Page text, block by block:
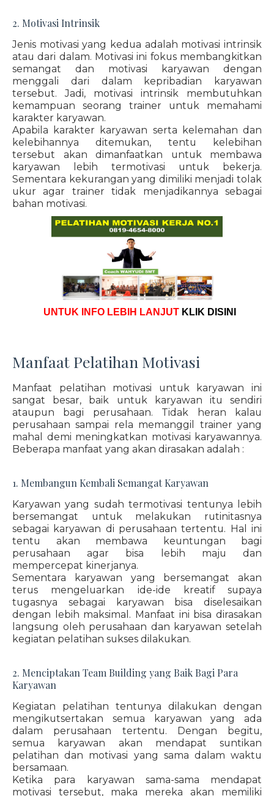
2. Motivasi Intrinsik
Jenis motivasi yang kedua adalah motivasi intrinsik
atau dari dalam. Motivasi ini fokus membangkitkan
semangat dan motivasi karyawan dengan
menggali dari dalam kepribadian karyawan
tersebut. Jadi, motivasi intrinsik membutuhkan
kemampuan seorang trainer untuk memahami
karakter karyawan.
Apabila karakter karyawan serta kelemahan dan
kelebihannya ditemukan, tentu kelebihan
tersebut akan dimanfaatkan untuk membawa
karyawan lebih termotivasi untuk bekerja.
Sementara kekurangan yang dimiliki menjadi tolak
ukur agar trainer tidak menjadikannya sebagai
bahan motivasi.
UNTUK INFO LEBIH LANJUT KLIK DISINI
Manfaat Pelatihan Motivasi
Manfaat pelatihan motivasi untuk karyawan ini
sangat besar, baik untuk karyawan itu sendiri
ataupun bagi perusahaan. Tidak heran kalau
perusahaan sampai rela memanggil trainer yang
mahal demi meningkatkan motivasi karyawannya.
Beberapa manfaat yang akan dirasakan adalah :
1. Membangun Kembali Semangat Karyawan
Karyawan yang sudah termotivasi tentunya lebih
bersemangat untuk melakukan rutinitasnya
sebagai karyawan di perusahaan tertentu. Hal ini
tentu akan membawa keuntungan bagi
perusahaan agar bisa lebih maju dan
mempercepat kinerjanya.
Sementara karyawan yang bersemangat akan
terus mengeluarkan ide-ide kreatif supaya
tugasnya sebagai karyawan bisa diselesaikan
dengan lebih maksimal. Manfaat ini bisa dirasakan
langsung oleh perusahaan dan karyawan setelah
kegiatan pelatihan sukses dilakukan.
2. Menciptakan Team Building yang Baik Bagi Para
Karyawan
Kegiatan pelatihan tentunya dilakukan dengan
mengikutsertakan semua karyawan yang ada
dalam perusahaan tertentu. Dengan begitu,
semua karyawan akan mendapat suntikan
pelatihan dan motivasi yang sama dalam waktu
bersamaan.
Ketika para karyawan sama-sama mendapat
motivasi tersebut, maka mereka akan memiliki